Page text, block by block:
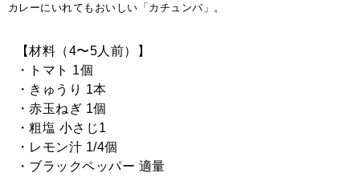
カレーにいれてもおいしい「カチュンバ」。
【材料（4〜5人前）】
・トマト 1個
・きゅうり 1本
・赤玉ねぎ 1個
・粗塩 小さじ1
・レモン汁 1/4個
・ブラックペッパー 適量